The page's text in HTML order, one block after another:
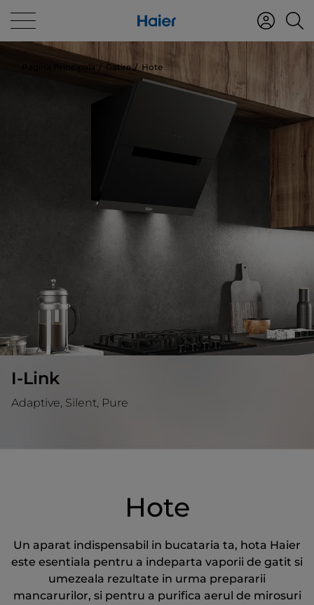
Pagina Principala Gatire Hote
I-Link
Adaptive, Silent, Pure
Hote
Un aparat indispensabil in bucataria ta, hota Haier
este esentiala pentru a indeparta vaporii de gatit si
umezeala rezultate in urma prepararii
mancarurilor, si pentru a purifica aerul de mirosuri